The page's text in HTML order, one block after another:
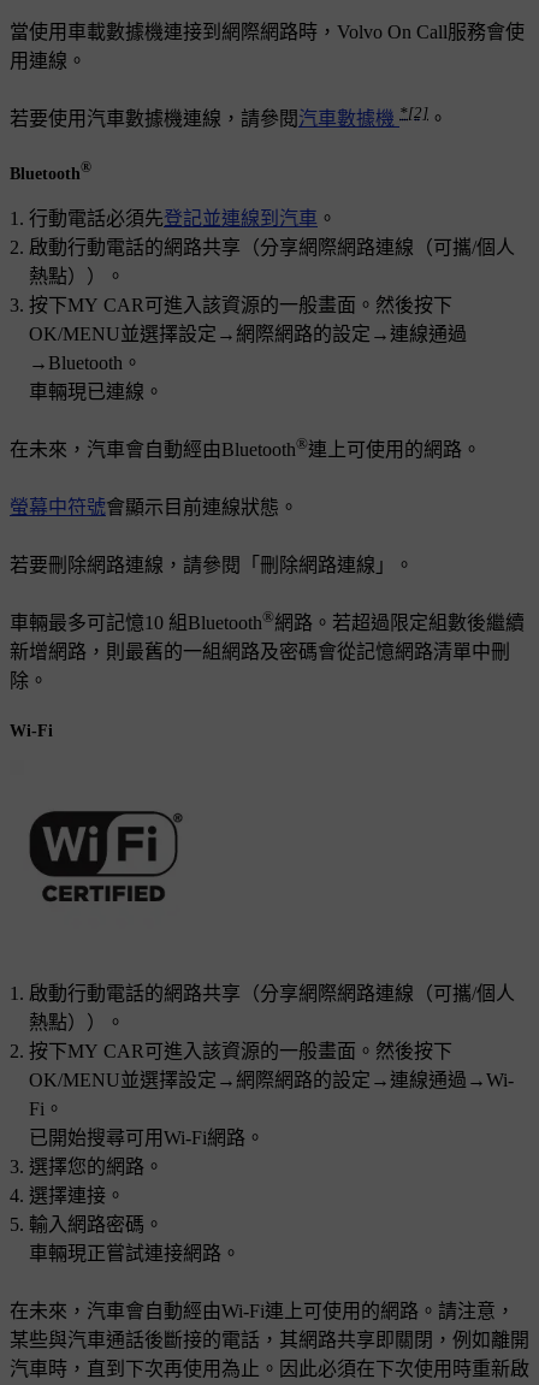
當使用車載數據機連接到網際網路時，Volvo On Call服務會使
用連線。
若要使用汽車數據機連線，請參閱汽車數據機 *[2] 。
Bluetooth®
行動電話必須先登記並連線到汽車 。
啟動行動電話的網路共享（分享網際網路連線（可攜/個人
熱點））。
按下MY CAR可進入該資源的一般畫面。然後按下
OK/MENU並選擇設定 → 網際網路的設定 →連線通過
→ Bluetooth 。
車輛現已連線。
在未來，汽車會自動經由Bluetooth®連上可使用的網路。
螢幕中符號會顯示目前連線狀態。
若要刪除網路連線，請參閱「刪除網路連線」。
車輛最多可記憶10 組Bluetooth®網路。若超過限定組數後繼續
新增網路，則最舊的一組網路及密碼會從記憶網路清單中刪
除。
Wi-Fi
啟動行動電話的網路共享（分享網際網路連線（可攜/個人
熱點））。
按下MY CAR可進入該資源的一般畫面。然後按下
OK/MENU並選擇設定 → 網際網路的設定 →連線通過 →Wi-
Fi 。
已開始搜尋可用Wi-Fi網路。
選擇您的網路。
選擇連接 。
輸入網路密碼。
車輛現正嘗試連接網路。
在未來，汽車會自動經由Wi-Fi連上可使用的網路。請注意，
某些與汽車通話後斷接的電話，其網路共享即關閉，例如離開
汽車時，直到下次再使用為止。因此必須在下次使用時重新啟